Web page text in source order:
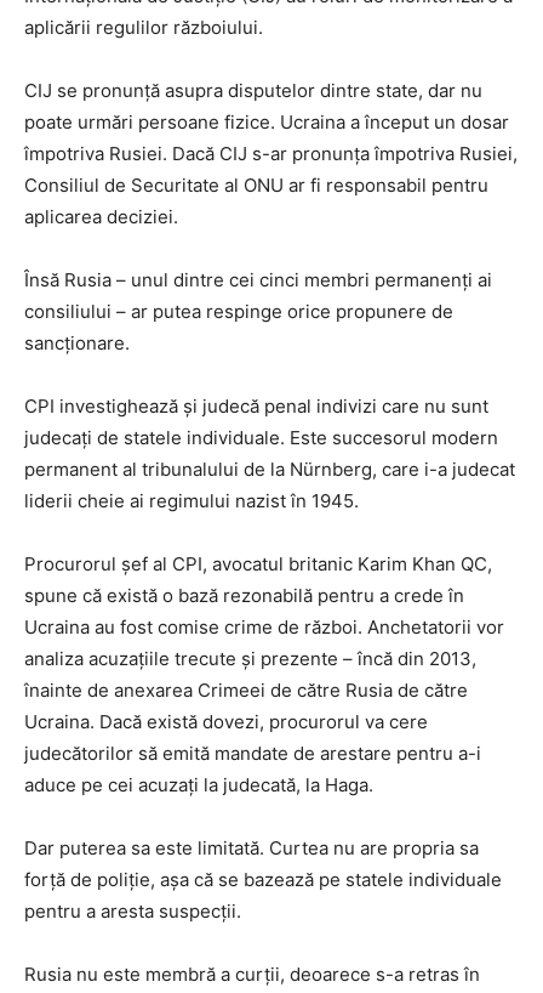
aplicării regulilor războiului.
CIJ se pronunță asupra disputelor dintre state, dar nu
poate urmări persoane fizice. Ucraina a început un dosar
împotriva Rusiei. Dacă CIJ s-ar pronunța împotriva Rusiei,
Consiliul de Securitate al ONU ar fi responsabil pentru
aplicarea deciziei.
Însă Rusia – unul dintre cei cinci membri permanenți ai
consiliului – ar putea respinge orice propunere de
sancționare.
CPI investighează și judecă penal indivizi care nu sunt
judecați de statele individuale. Este succesorul modern
permanent al tribunalului de la Nürnberg, care i-a judecat
liderii cheie ai regimului nazistîn 1945.
Procurorul șef al CPI, avocatul britanic Karim Khan QC,
spune că există o bază rezonabilă pentru a credeîn
Ucraina au fost comise crime de război. Anchetatorii vor
analiza acuzațiile trecute și prezente – încă din 2013,
înainte de anexarea Crimeei de către Rusia de către
Ucraina. Dacă există dovezi, procurorul va cere
judecătorilor să emită mandate de arestare pentru a-i
aduce pe cei acuzați la judecată, la Haga.
Dar puterea sa este limitată. Curtea nu are propria sa
forță de poliție, așa că se bazează pe statele individuale
pentru a aresta suspecții.
Rusia nu este membră a curții, deoarece s-a retras în